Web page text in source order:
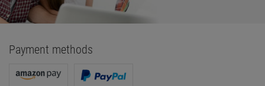
Payment methods